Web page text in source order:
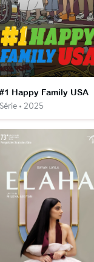
Happy Family USA
• 2025